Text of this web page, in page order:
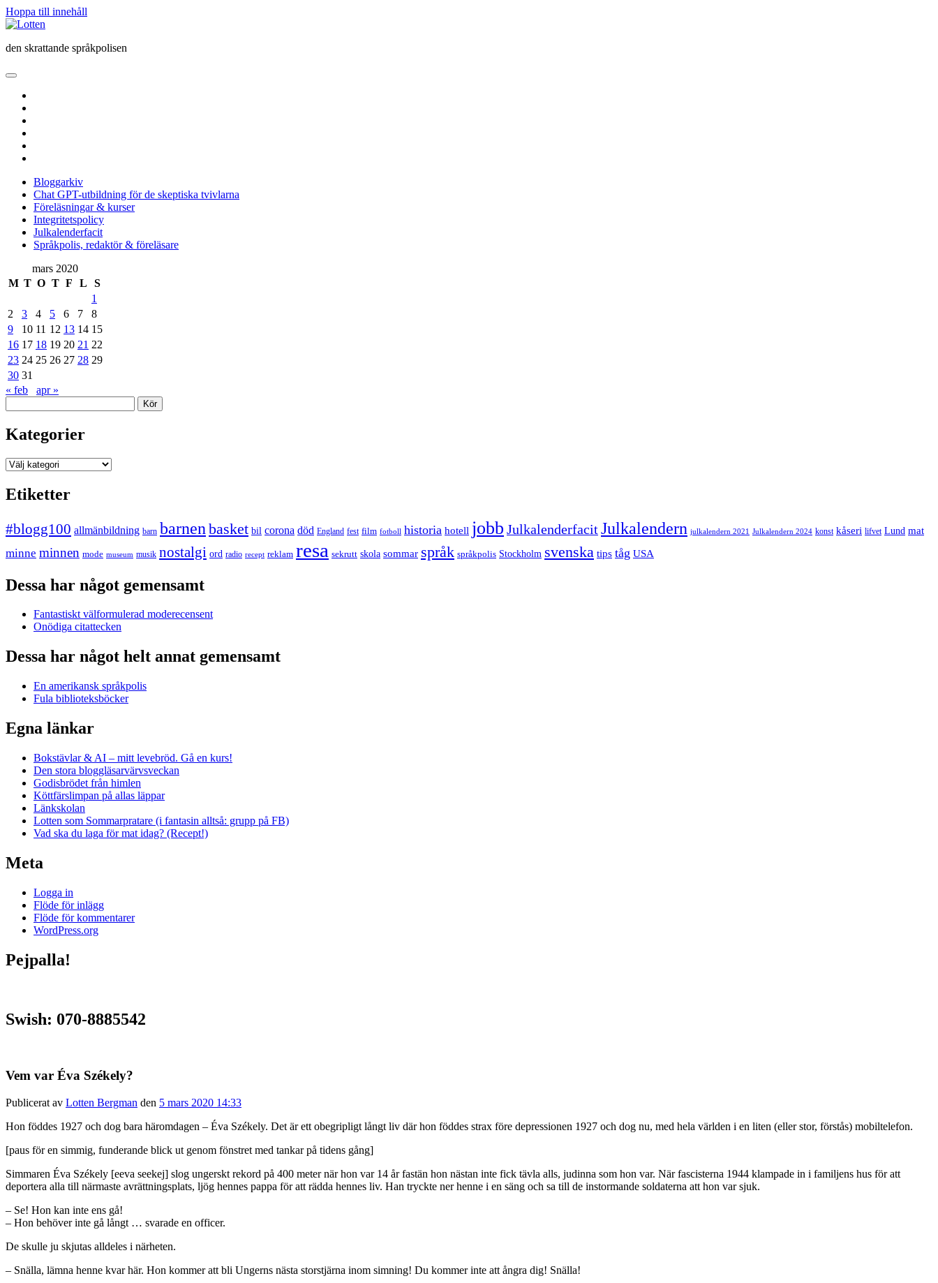
Hoppa till innehåll
Lotten
den skrattande språkpolisen
öppna
meny
Bloggarkiv
Chat GPT-utbildning för de skeptiska tvivlarna
Föreläsningar & kurser
Integritetspolicy
Julkalenderfacit
Språkpolis, redaktör & föreläsare
Sidopanel
mars 2020
M T O T F L
S
1
2
3 4 5 6 7
8
9
10 11 12 13 14 15
16 17 18 19 20 21 22
23 24 25 26 27 28 29
30 31
« feb
apr »
Kategorier
Kategorier
Etiketter
#blogg100 allmänbildning barn barnen basket bil corona död England fest film fotboll historia hotell jobb JulkalenderfacitJulkalendern julkalendern 2021 Julkalendern 2024 konst kåseri lifvet Lund mat
minne minnen mode museum musik nostalgi ord radio recept reklam resa sekrutt skola sommar språk språkpolis Stockholm svenska tips tåg USA
Dessa har något gemensamt
Fantastiskt välformulerad moderecensent
Onödiga citattecken
Dessa har något helt annat gemensamt
En amerikansk språkpolis
Fula biblioteksböcker
Egna länkar
Bokstävlar & AI – mitt levebröd. Gå en kurs!
Den stora bloggläsarvärvsveckan
Godisbrödet från himlen
Köttfärslimpan på allas läppar
Länkskolan
Lotten som Sommarpratare (i fantasin alltså: grupp på FB)
Vad ska du laga för mat idag? (Recept!)
Meta
Logga in
Flöde för inlägg
Flöde för kommentarer
WordPress.org
Pejpalla!
Swish: 070-8885542
Vem var Éva Székely?
Publicerat av Lotten Bergman den 5 mars 2020 14:33
Hon föddes 1927 och dog bara häromdagen – Éva Székely. Det är ett obegripligt långt liv där hon föddes strax före depressionen 1927 och dog nu, med hela världen i en liten (eller stor, förstås) mobiltelefon.
[paus för en simmig, funderande blick ut genom fönstret med tankar på tidens gång]
Simmaren Éva Székely [eeva seekej] slog ungerskt rekord på 400 meter när hon var 14 år fastän hon nästan inte fick tävla alls, judinna som hon var. När fascisterna 1944 klampade in i familjens hus för att
deportera alla till närmaste avrättningsplats, ljög hennes pappa för att rädda hennes liv. Han tryckte ner henne i en säng och sa till de instormande soldaterna att hon var sjuk.
– Se! Hon kan inte ens gå!
– Hon behöver inte gå långt … svarade en officer.
De skulle ju skjutas alldeles i närheten.
– Snälla, lämna henne kvar här. Hon kommer att bli Ungerns nästa storstjärna inom simning! Du kommer inte att ångra dig! Snälla!